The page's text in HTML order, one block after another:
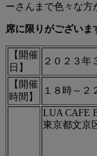
ーさんまで色々な方
席に限りがございま
【開催
日】
２０２３年
【開催
時間】
１８時～２
LUA CAFE
東京都文京